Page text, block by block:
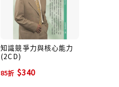
知識競爭力與核心能力
(2CD)
85折 $340